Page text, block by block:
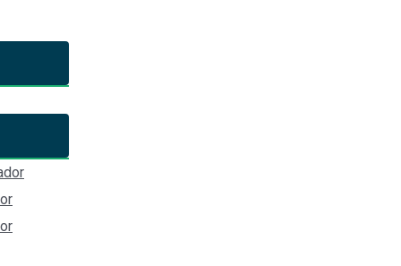
Comisión Ejecutiva de la
Jalisco
Ejecutiva del Sistema Estatal Anticorrupción de Jalisco
Anticorrupción de Jalisco (Av. de los Arcos, No. 767, C.P.